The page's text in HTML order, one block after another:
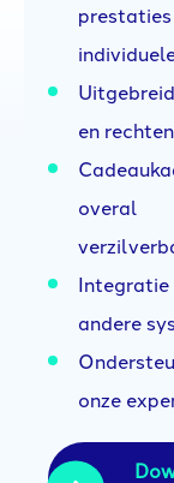
en
overal
Integratie
andere
onze